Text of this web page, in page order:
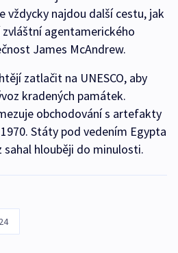
vždycky najdou další cestu, jak
zvláštní agentamerického
James McAndrew.
zatlačit na UNESCO, aby
kradených památek.
obchodování s artefakty
Státy pod vedením Egypta
sahal hlouběji do minulosti.